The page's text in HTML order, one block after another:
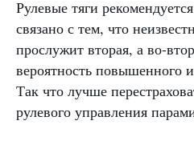
Рулевые тяги
связано с тем, что
прослужит вторая, а во-
вероятность повышенного
Так что лучше
рулевого управления